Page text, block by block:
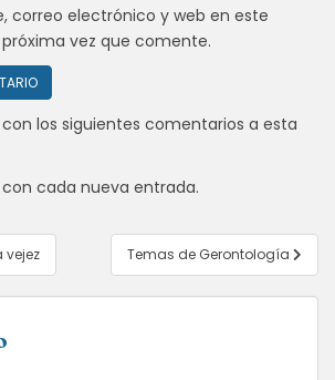
correo electrónico y web en este
vez que comente.
los siguientes comentarios a esta
cada nueva entrada.
vejez Temas de Gerontología